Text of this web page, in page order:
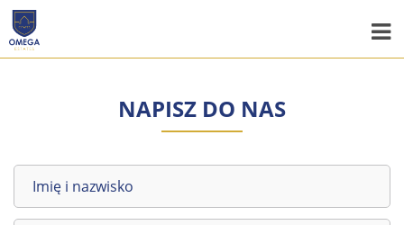
NAPISZ DO NAS